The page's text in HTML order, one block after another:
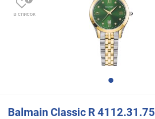
в список
Balmain Classic R 4112.31.75